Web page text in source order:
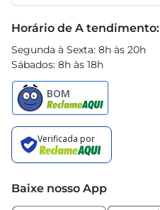
Horário de A tendimento:
Segunda à Sexta: 8h às 20h
Sábados: 8h às 18h
Baixe nosso App